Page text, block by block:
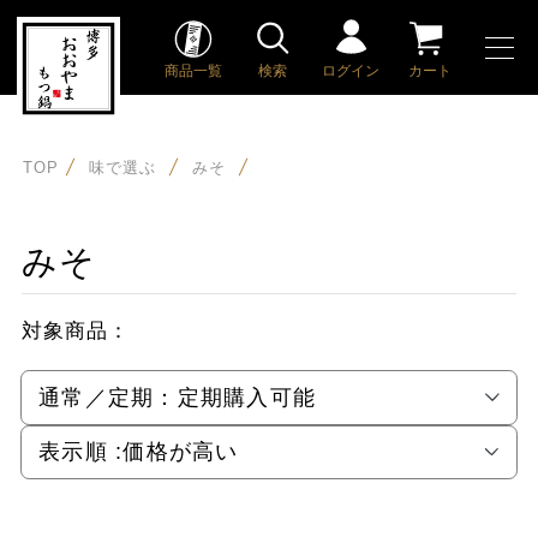
商品一覧 検索 ログイン カート
TOP 味で選ぶ みそ
みそ
対象商品：
通常／定期： 定期購入可能
表示順 :価格が高い